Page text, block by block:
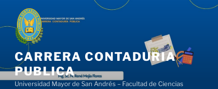
contenido
CARRERA CONTADURIA
PUBLICA
Universidad Mayor de San Andrés – Facultad de Ciencias